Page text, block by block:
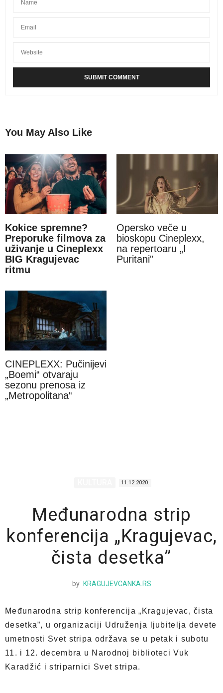
You May Also Like
Kokice spremne?
Preporuke filmova za
uživanje u Cineplexx
BIG Kragujevac
ritmu
Opersko veče u
bioskopu Cineplexx,
na repertoaru „I
Puritani”
CINEPLEXX: Pučinijevi
„Boemi“ otvaraju
sezonu prenosa iz
„Metropolitana“
11.12.2020.
Međunarodna strip
konferencija „Kragujevac,
čista desetka”
by KRAGUJEVCANKA.RS
Međunarodna strip konferencija „Kragujevac, čista
desetka”, u organizaciji Udruženja ljubitelja devete
umetnosti Svet stripa održava se u petak i subotu
11. i 12. decembra u Narodnoj biblioteci Vuk
Karadžić i striparnici Svet stripa.